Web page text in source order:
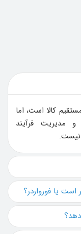
کالا است، اما
و مدیریت فرآیند
نیست.
است یا فورواردر؟